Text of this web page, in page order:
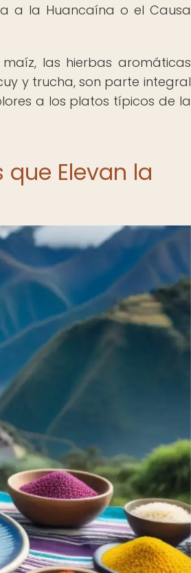
a la Huancaína o el Causa
las hierbas aromáticas
y trucha, son parte integral
a los platos típicos de la
Elevan la